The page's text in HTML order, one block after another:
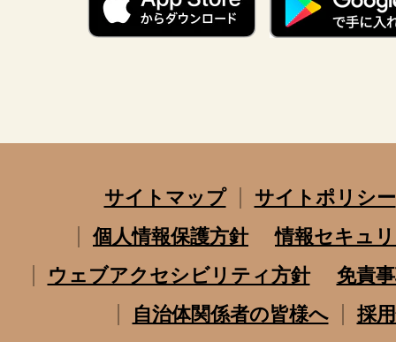
サイトマップ
サイトポリシー
個人情報保護方針
情報セキュ
ウェブアクセシビリティ方針
免責
自治体関係者の皆様へ
採